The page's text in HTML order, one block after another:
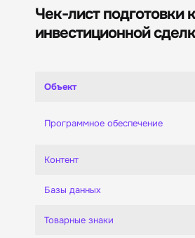
Чек-лист подготовки
инвестиционной
Объект
Программное обеспечение
Контент
Базы данных
Товарные знаки